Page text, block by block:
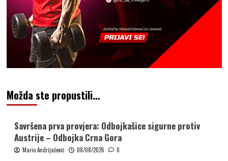
Možda ste propustili…
Savršena prva provjera: Odbojkašice sigurne protiv
Austrije – Odbojka Crna Gora
Mario Andrijašević 08/08/2026 0